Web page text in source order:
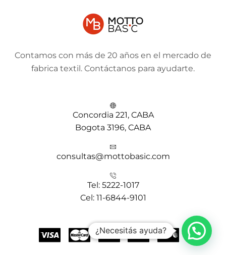
Contamos con más de 20 años en el mercado de
fabrica textil. Contáctanos para ayudarte.
Concordia 221, CABA
Bogota 3196, CABA
consultas@mottobasic.com
Tel: 5222-1017
Cel: 11-6844-9101
¿Necesitás ayuda?